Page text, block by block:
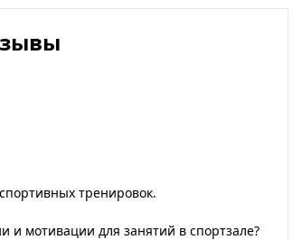
тренировок.
и мотивации для занятий в спортзале?